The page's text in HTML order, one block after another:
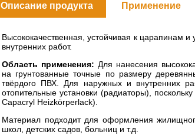
Описание продукта Применение
Высококачественная, устойчивая к царапинам
внутренних работ.
Область применения: Для нанесения
на грунтованные точные по размеру
твёрдого ПВХ. Для наружных и внутренних
отопительные установки (радиаторы),
Capacryl Heizkörperlack).
Материал подходит для оформления
школ, детских садов, больниц и т.д.